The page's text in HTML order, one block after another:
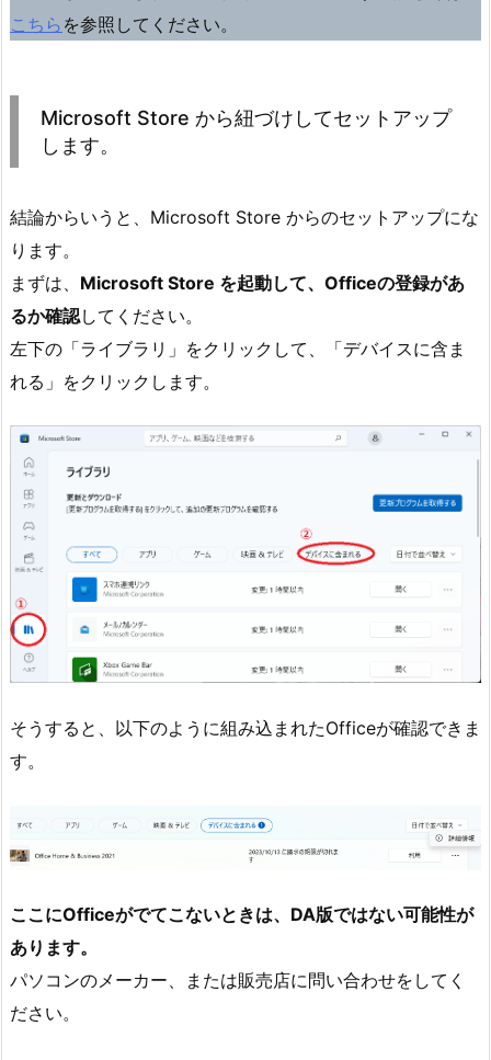
こちら を参照してください。
Microsoft Store から紐づけしてセットアップ
します。
結論からいうと、Microsoft Store からのセットアップにな
ります。
まずは、 Microsoft Store を起動して、Officeの登録があ
るか確認してください。
左下の「ライブラリ」をクリックして、「デバイスに含ま
れる」をクリックします。
そうすると、以下のように組み込まれたOfficeが確認できま
す。
ここにOfficeがでてこないときは、DA版ではない可能性が
あります。
パソコンのメーカー、または販売店に問い合わせをしてく
ださい。